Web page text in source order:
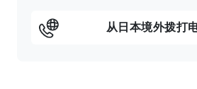
从日本境外拨打